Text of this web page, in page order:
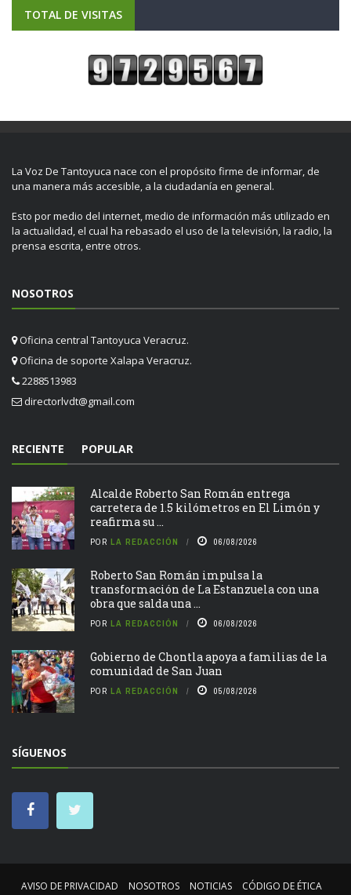
TOTAL DE VISITAS
La Voz De Tantoyuca nace con el propósito firme de informar, de
una manera más accesible, a la ciudadanía en general.
Esto por medio del internet, medio de información más utilizado en
la actualidad, el cual ha rebasado el uso de la televisión, la radio, la
prensa escrita, entre otros.
NOSOTROS
Oficina central Tantoyuca Veracruz.
Oficina de soporte Xalapa Veracruz.
2288513983
directorlvdt@gmail.com
RECIENTE POPULAR
Alcalde Roberto San Román entrega
carretera de 1.5 kilómetros en El Limón y
reafirma su ...
POR LA REDACCIÓN 06/08/2026
Roberto San Román impulsa la
transformación de La Estanzuela con una
obra que salda una ...
POR LA REDACCIÓN 06/08/2026
Gobierno de Chontla apoya a familias de la
comunidad de San Juan
POR LA REDACCIÓN 05/08/2026
SÍGUENOS
AVISO DE PRIVACIDAD NOSOTROS NOTICIAS CÓDIGO DE ÉTICA